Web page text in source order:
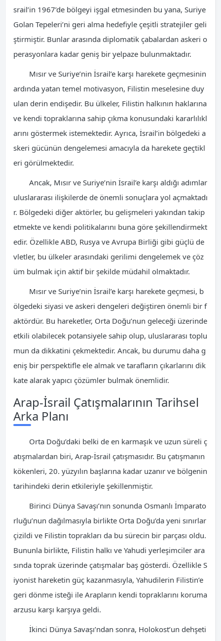
srail’in 1967’de bölgeyi işgal etmesinden bu yana, Suriye
Golan Tepeleri’ni geri alma hedefiyle çeşitli stratejiler geli
ştirmiştir. Bunlar arasında diplomatik çabalardan askeri o
perasyonlara kadar geniş bir yelpaze bulunmaktadır.
Mısır ve Suriye’nin İsrail’e karşı harekete geçmesinin
ardında yatan temel motivasyon, Filistin meselesine duy
ulan derin endişedir. Bu ülkeler, Filistin halkının haklarına
ve kendi topraklarına sahip çıkma konusundaki kararlılıkl
arını göstermek istemektedir. Ayrıca, İsrail’in bölgedeki a
skeri gücünün dengelemesi amacıyla da harekete geçtikl
eri görülmektedir.
Ancak, Mısır ve Suriye’nin İsrail’e karşı aldığı adımlar
uluslararası ilişkilerde de önemli sonuçlara yol açmaktadı
r. Bölgedeki diğer aktörler, bu gelişmeleri yakından takip
etmekte ve kendi politikalarını buna göre şekillendirmekt
edir. Özellikle ABD, Rusya ve Avrupa Birliği gibi güçlü de
vletler, bu ülkeler arasındaki gerilimi dengelemek ve çöz
üm bulmak için aktif bir şekilde müdahil olmaktadır.
Mısır ve Suriye’nin İsrail’e karşı harekete geçmesi, b
ölgedeki siyasi ve askeri dengeleri değiştiren önemli bir f
aktördür. Bu hareketler, Orta Doğu’nun geleceği üzerinde
etkili olabilecek potansiyele sahip olup, uluslararası toplu
mun da dikkatini çekmektedir. Ancak, bu durumu daha g
eniş bir perspektifle ele almak ve tarafların çıkarlarını dik
kate alarak yapıcı çözümler bulmak önemlidir.
Arap-İsrail Çatışmalarının Tarihsel
Arka Planı
Orta Doğu’daki belki de en karmaşık ve uzun süreli ç
atışmalardan biri, Arap-İsrail çatışmasıdır. Bu çatışmanın
kökenleri, 20. yüzyılın başlarına kadar uzanır ve bölgenin
tarihindeki derin etkileriyle şekillenmiştir.
Birinci Dünya Savaşı’nın sonunda Osmanlı İmparato
rluğu’nun dağılmasıyla birlikte Orta Doğu’da yeni sınırlar
çizildi ve Filistin toprakları da bu sürecin bir parçası oldu.
Bununla birlikte, Filistin halkı ve Yahudi yerleşimciler ara
sında toprak üzerinde çatışmalar baş gösterdi. Özellikle S
iyonist hareketin güç kazanmasıyla, Yahudilerin Filistin’e
geri dönme isteği ile Arapların kendi topraklarını koruma
arzusu karşı karşıya geldi.
İkinci Dünya Savaşı’ndan sonra, Holokost’un dehşeti